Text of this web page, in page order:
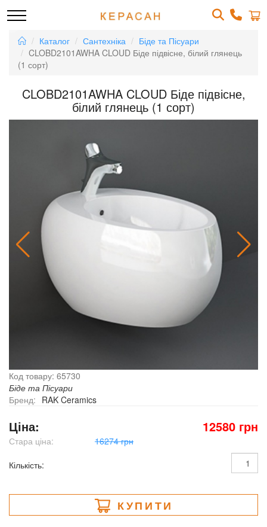
Каталог Сантехніка
Біде та Пісуари
CLOBD2101AWHA CLOUD Біде підвісне, білий глянець
(1 сорт)
CLOBD2101AWHA CLOUD Біде підвісне,
білий глянець (1 сорт)
Код товару: 65730
Біде та Пісуари
Бренд: RAK Ceramics
Ціна: 12580 грн
Стара ціна:
16274 грн
Кількість:
КУПИТИ